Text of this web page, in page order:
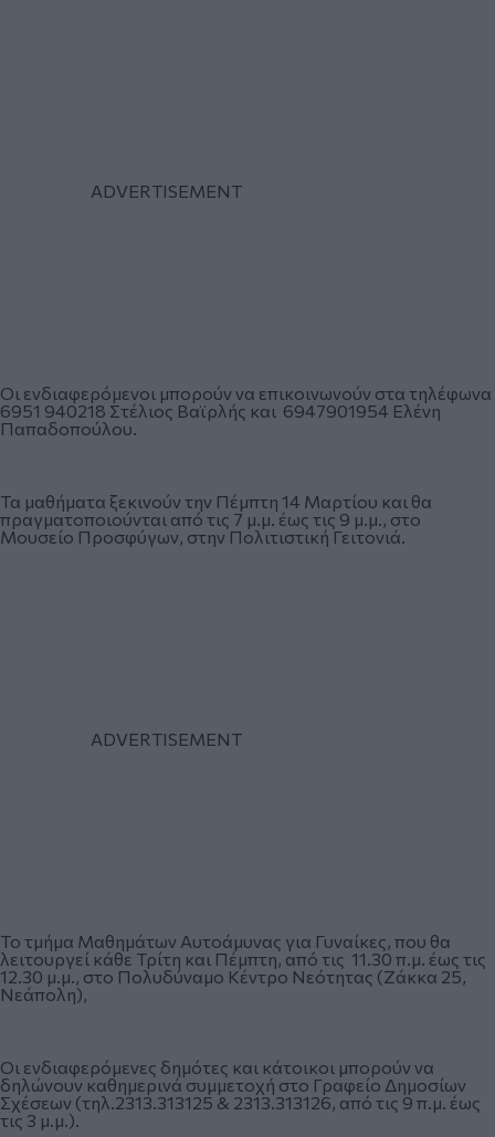
Οι ενδιαφερόμενοι μπορούν να επικοινωνούν στα τηλέφωνα
6951 940218 Στέλιος Βαϊρλής και 6947901954 Ελένη
Παπαδοπούλου.
Τα μαθήματα ξεκινούν την Πέμπτη 14 Μαρτίου και θα
πραγματοποιούνται από τις 7 μ.μ. έως τις 9 μ.μ., στο
Μουσείο Προσφύγων, στην Πολιτιστική Γειτονιά.
Το τμήμα Μαθημάτων Αυτοάμυνας για Γυναίκες, που θα
λειτουργεί κάθε Τρίτη και Πέμπτη, από τις 11.30 π.μ. έως τις
12.30 μ.μ., στο Πολυδύναμο Κέντρο Νεότητας (Ζάκκα 25,
Νεάπολη),
Οι ενδιαφερόμενες δημότες και κάτοικοι μπορούν να
δηλώνουν καθημερινά συμμετοχή στο Γραφείο Δημοσίων
Σχέσεων (τηλ.2313.313125 & 2313.313126, από τις 9 π.μ. έως
τις 3 μ.μ.).